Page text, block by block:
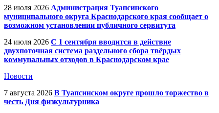
28 июля 2026 Администрация Туапсинского
муниципального округа Краснодарского края сообщает о
возможном установлении публичного сервитута
24 июля 2026 С 1 сентября вводится в действие
двухпоточная система раздельного сбора твёрдых
коммунальных отходов в Краснодарском крае
Новости
7 августа 2026 В Туапсинском округе прошло торжество в
честь Дня физкультурника